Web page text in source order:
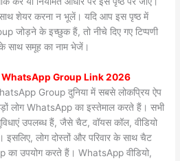
शेयर करना न भूलें। यदि आप इस पृष्ठ में
जोड़ने के इच्छुक हैं, तो नीचे दिए गए टिप्पणी
साथ समूह का नाम भेजें।
Group Link 2026
Group दुनिया में सबसे लोकप्रिय ऐप
लोग WhatsApp का इस्तेमाल करते हैं। सभी
उपलब्ध हैं, जैसे चैट, वॉयस कॉल, वीडियो
लोग दोस्तों और परिवार के साथ चैट
उपयोग करते हैं। WhatsApp वीडियो,